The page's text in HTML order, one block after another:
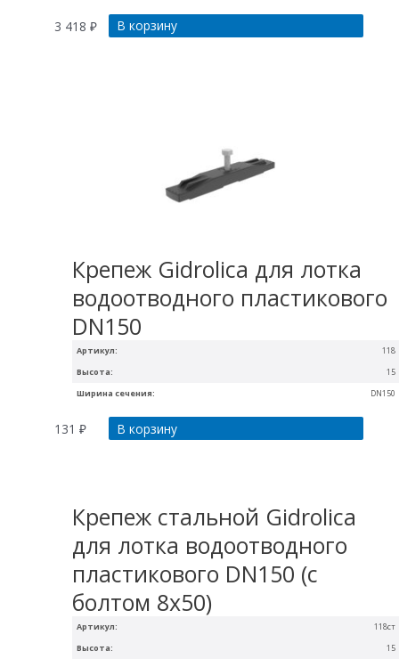
3 418₽ В корзину
Артикул: 118
Ширина сечения: DN150
Высота: 15
Крепеж Gidrolica для лотка
водоотводного пластикового
DN150
131₽ В корзину
Артикул: 118ст
Высота: 15
Крепеж стальной Gidrolica
для лотка водоотводного
пластикового DN150 (с
болтом 8х50)